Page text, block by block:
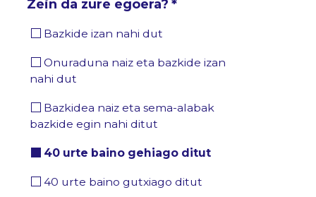
Zein da zure egoera? *
Bazkide izan nahi dut
Onuraduna naiz eta bazkide izan
nahi dut
Bazkidea naiz eta sema-alabak
bazkide egin nahi ditut
Untitled*
40 urte baino gehiago ditut
40 urte baino gutxiago ditut